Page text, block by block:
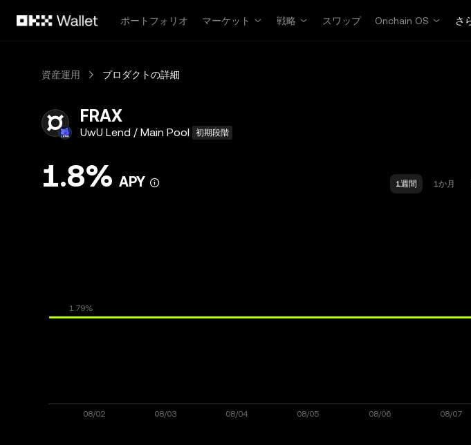
ポートフォリオ
マーケット 戦略 スワップ Onchain OS さ
資産運用 プロダクトの詳細
FRAX
UwU Lend / Main Pool 初期段階
1.8% APY 1週間 1か月